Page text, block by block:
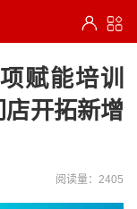
赋能培训
店开拓新增
阅读量：2405